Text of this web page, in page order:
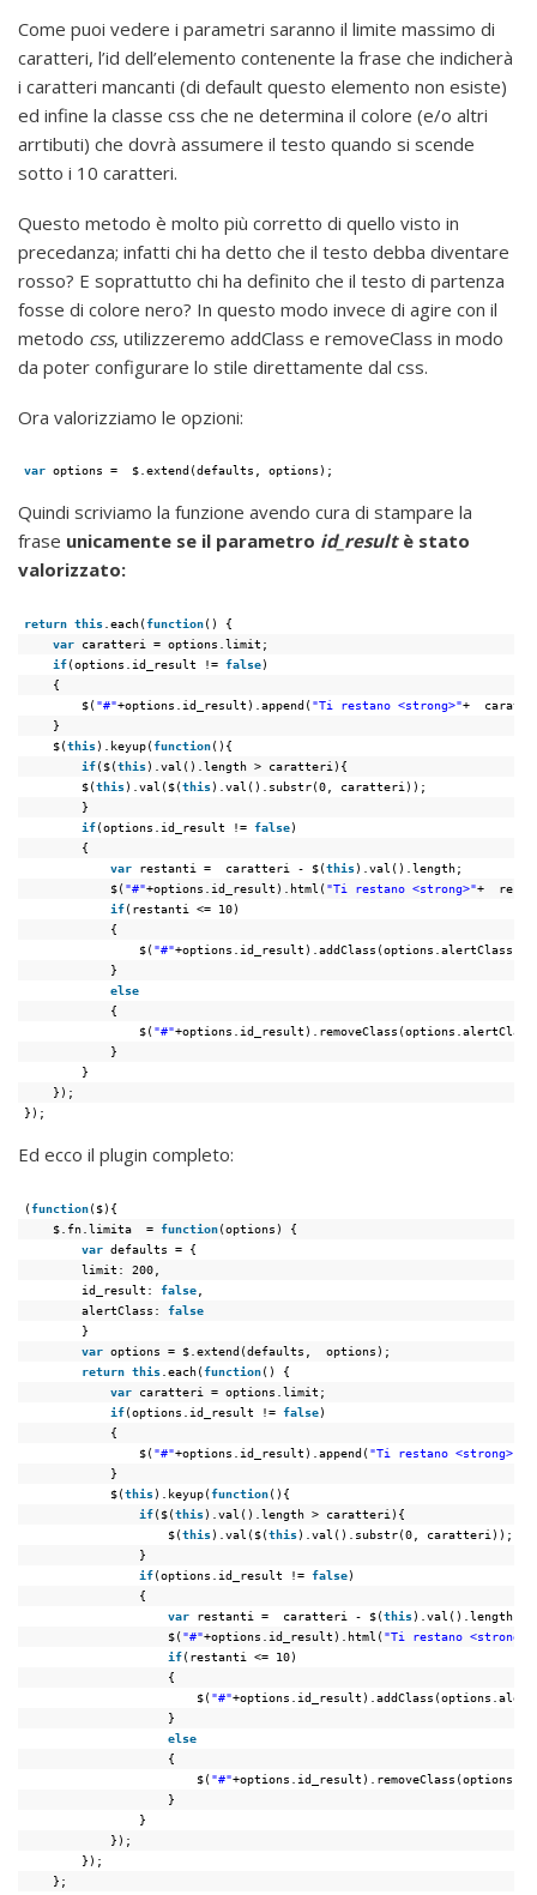
Come puoi vedere i parametri saranno il limite massimo di
caratteri, l’id dell’elemento contenente la frase che indicherà
i caratteri mancanti (di default questo elemento non esiste)
ed infine la classe css che ne determina il colore (e/o altri
arrtibuti) che dovrà assumere il testo quando si scende
sotto i 10 caratteri.
Questo metodo è molto più corretto di quello visto in
precedanza; infatti chi ha detto che il testo debba diventare
rosso? E soprattutto chi ha definito che il testo di partenza
fosse di colore nero? In questo modo invece di agire con il
metodo css, utilizzeremo addClass e removeClass in modo
da poter configurare lo stile direttamente dal css.
Ora valorizziamo le opzioni:
var options =  $.extend(defaults, options);
Quindi scriviamo la funzione avendo cura di stampare la
frase unicamente se il parametro id_resultè stato
valorizzato:
return this .each(function() {
var caratteri = options.limit;
if(options.id_result != false)
{
$("#"+options.id_result).append("Ti restano <strong>"+
}
$(this).keyup(function(){
if($(this).val().length > caratteri){
$(this).val($(this).val().substr(0, caratteri));
}
if(options.id_result != false)
{
var restanti =  caratteri - $(this).val().length;
$("#"+options.id_result).html("Ti restano <strong>"+
if(restanti <= 10)
{
$("#"+options.id_result).addClass(options.alertClass);
}
else
{
$("#"
}
}
});
});
Ed ecco il plugin completo:
(function($){
$.fn.limita  = function(options) {
var defaults = {
limit: 200,
id_result: false
alertClass: false
}
var options = $.extend(defaults,  options);
return this .each(function() {
var caratteri = options.limit;
if(options.id_result != false)
{
$("#"+options.id_result).append("Ti restano <strong>"
}
$(this).keyup(function(){
if($(this).val().length > caratteri){
$(this).val($(this).val().substr(0, caratteri));
}
if(options.id_result != false)
{
var restanti =  caratteri - $(this).val().length;
$("#"+options.id_result).html("Ti restano <strong>"
if(restanti <= 10)
{
$("#"
}
else
{
$("#"
}
}
});
});
};